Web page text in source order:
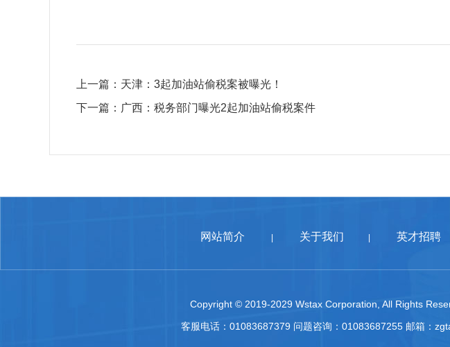
上一篇： 天津：3起加油站偷税案被曝光！
下一篇： 广西：税务部门曝光2起加油站偷税案件
网站简介 关于我们 英才招聘
Copyright © 2019-2029 Wstax Corporation, All Rights
客服电话：01083687379 问题咨询：01083687255 邮箱：